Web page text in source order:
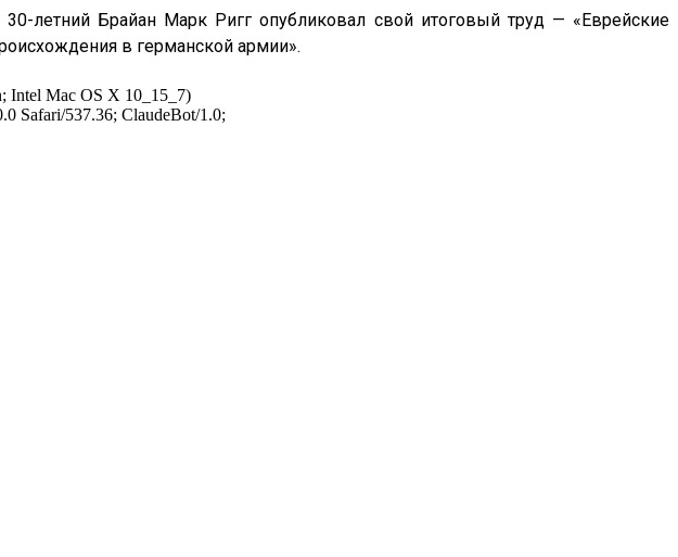
летний Брайан Марк Ригг опубликовал свой итоговый труд — «Еврейские
в германской армии».